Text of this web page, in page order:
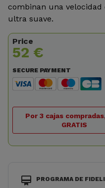
combinan una
ultra suave.
Price
52 €
SECURE PAYMENT
Por 3 cajas
GRATIS
PROGRAMA DE